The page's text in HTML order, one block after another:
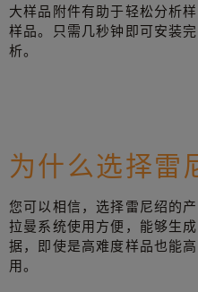
大样品附件有助于轻松分析
样品。只需几秒钟即可安装
析。
为什么选择雷
您可以相信，选择雷尼绍的
拉曼系统使用方便，能够生
据，即使是高难度样品也能
用。